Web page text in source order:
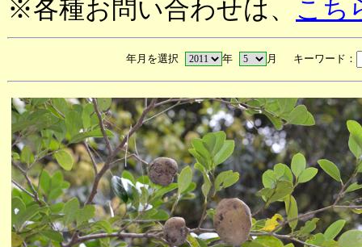
※各種お問い合わせは、 こち
年月を選択 年 月 キーワード：